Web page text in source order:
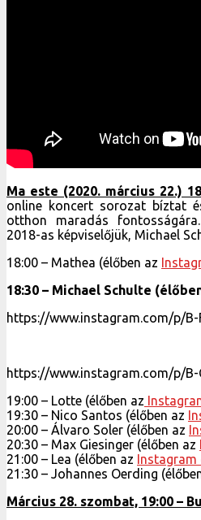
Ma este (2020. március 22.)
online koncert sorozat bíztat
otthon maradás
2018-as képviselőjük, Michael
18:00 – Mathea (élőben az
18:30 – Michael Schulte
https://www.instagram.com/p/
https://www.instagram.com/p/B-
19:00 – Lotte (élőben az
19:30 – Nico Santos (élőben az
20:00 – Álvaro Soler (élőben az
20:30 – Max Giesinger (élőben az
21:00 – Lea (élőben az Instagram
21:30 – Johannes Oerding
Március 28. szombat, 19:00 –